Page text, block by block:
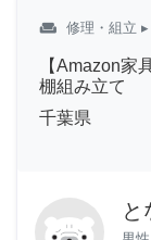
weekend 修理・組立
【Amazon家
棚組み立て
千葉県
と